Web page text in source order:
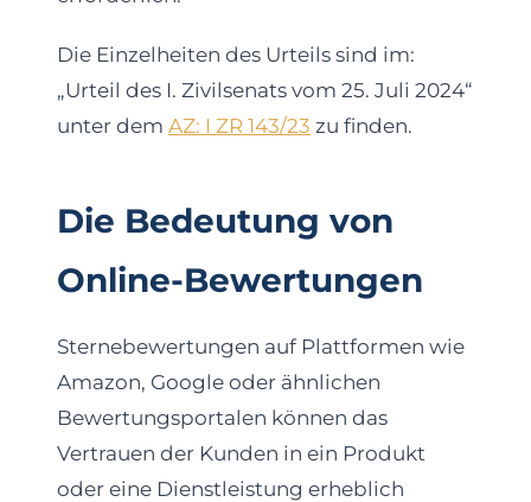
Die Einzelheiten des Urteils sind im:
„Urteil des I. Zivilsenats vom 25. Juli 2024“
unter dem AZ: I ZR 143/23 zu finden.
Die Bedeutung von
Online-Bewertungen
Sternebewertungen auf Plattformen wie
Amazon, Google oder ähnlichen
Bewertungsportalen können das
Vertrauen der Kunden in ein Produkt
oder eine Dienstleistung erheblich